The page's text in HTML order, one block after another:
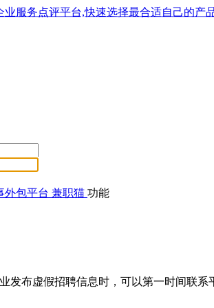
外包平台 兼职猫 功能
发布虚假招聘信息时，可以第一时间联